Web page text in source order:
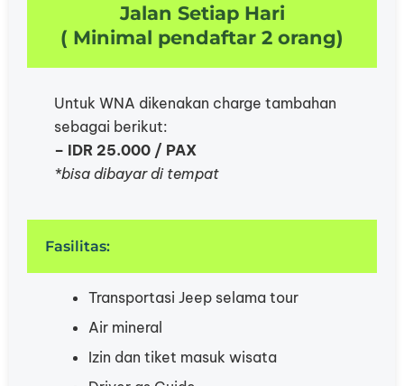
Jalan Setiap Hari
( Minimal pendaftar 2 orang)
Untuk WNA dikenakan charge tambahan
sebagai berikut:
– IDR 25.000 / PAX
*bisa dibayar di tempat
Fasilitas:
Transportasi Jeep selama tour
⁠Air mineral
⁠Izin dan tiket masuk wisata